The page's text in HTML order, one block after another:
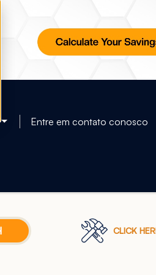
Entre em contato conosco
CLICK